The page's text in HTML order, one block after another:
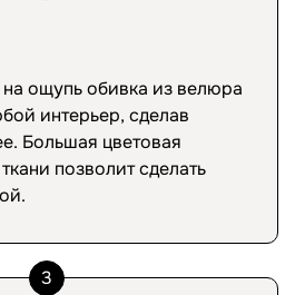
ощупь обивка из велюра
интерьер, сделав
Большая цветовая
позволит сделать
3